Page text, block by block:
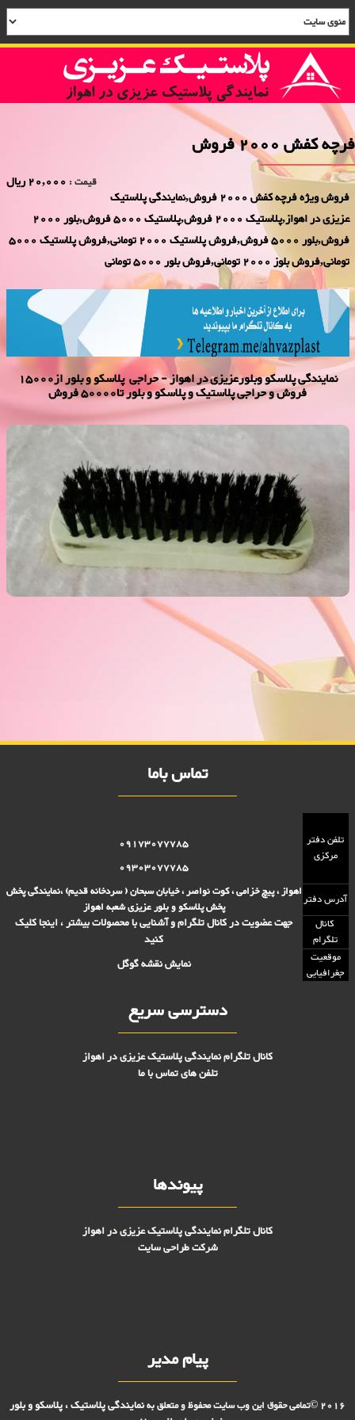
فرچه کفش 2000 فروش
قیمت : 20,000 ریال
فروش ویژه فرچه کفش 2000 فروش,نمایندگی پلاستیک
عزیزی در اهواز,پلاستیک 2000 فروش,پلاستیک 5000 فروش,بلور 2000
فروش,بلور 5000 فروش,فروش پلاستیک 2000 تومانی,فروش پلاستیک 5000
تومانی,فروش بلوز 2000 تومانی,فروش بلور 5000 تومانی
نمایندگی پلاسكو وبلورعزیزی در اهواز - حراجی پلاسکو و بلور از15000
فروش و حراجی پلاستیک و پلاسکو و بلور تا50000 فروش
فرچه کفش 2000 فروش
تماس باما
تلفن دفتر
مرکزی
09173077785
09303077785
آدرس دفتراهواز ، پیچ خزامی ، کوت نواصر ، خیابان سبحان ( سردخانه قدیم) ،نمایندگی پخش
پخش پلاسکو و بلور عزیزی شعبه اهواز
کانال
تلگرام
جهت عضویت در کانال تلگرام و آشنایی با محصولات بیشتر ، اینجا کلیک
کنید
موقعیت
جغرافیایی
نمایش نقشه گوگل
دسترسی سریع
کانال تلگرام نمایندگی پلاستیک عزیزی در اهواز
تلفن های تماس با ما
پیوندها
کانال تلگرام نمایندگی پلاستیک عزیزی در اهواز
شرکت طراحی سایت
پیام مدیر
2016 ©تمامی حقوق این وب سایت محفوظ و متعلق به
نمایندگی پلاستیک ، پلاسکو و بلور